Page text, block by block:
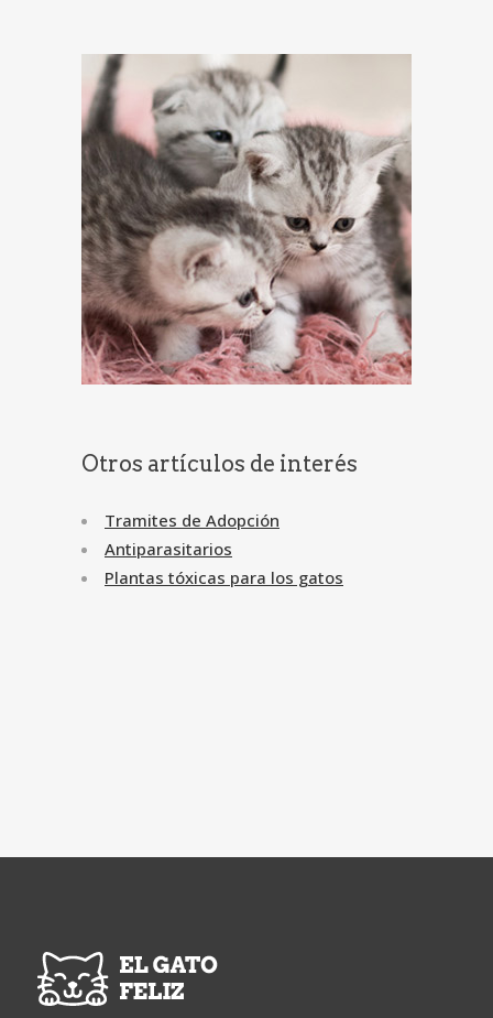
Otros artículos de interés
Tramites de Adopción
Antiparasitarios
Plantas tóxicas para los gatos